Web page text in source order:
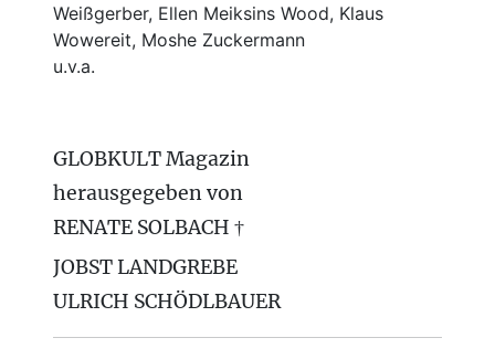
Weißgerber, Ellen Meiksins Wood, Klaus
Wowereit, Moshe Zuckermann
u.v.a.
GLOBKULT Magazin
herausgegeben von
RENATE SOLBACH †
JOBST LANDGREBE
ULRICH SCHÖDLBAUER